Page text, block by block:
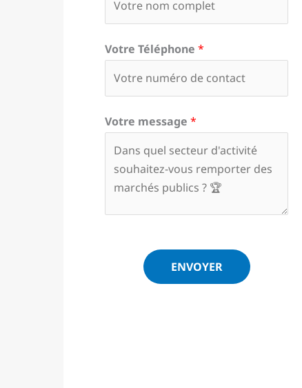
Votre Téléphone *
Votre message *
ENVOYER